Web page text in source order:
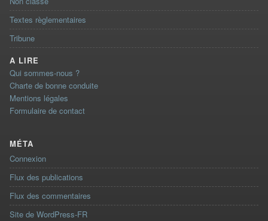
Textes règlementaires
Tribune
A LIRE
Qui sommes-nous ?
Charte de bonne conduite
Mentions légales
Formulaire de contact
MÉTA
Connexion
Flux des publications
Flux des commentaires
Site de WordPress-FR